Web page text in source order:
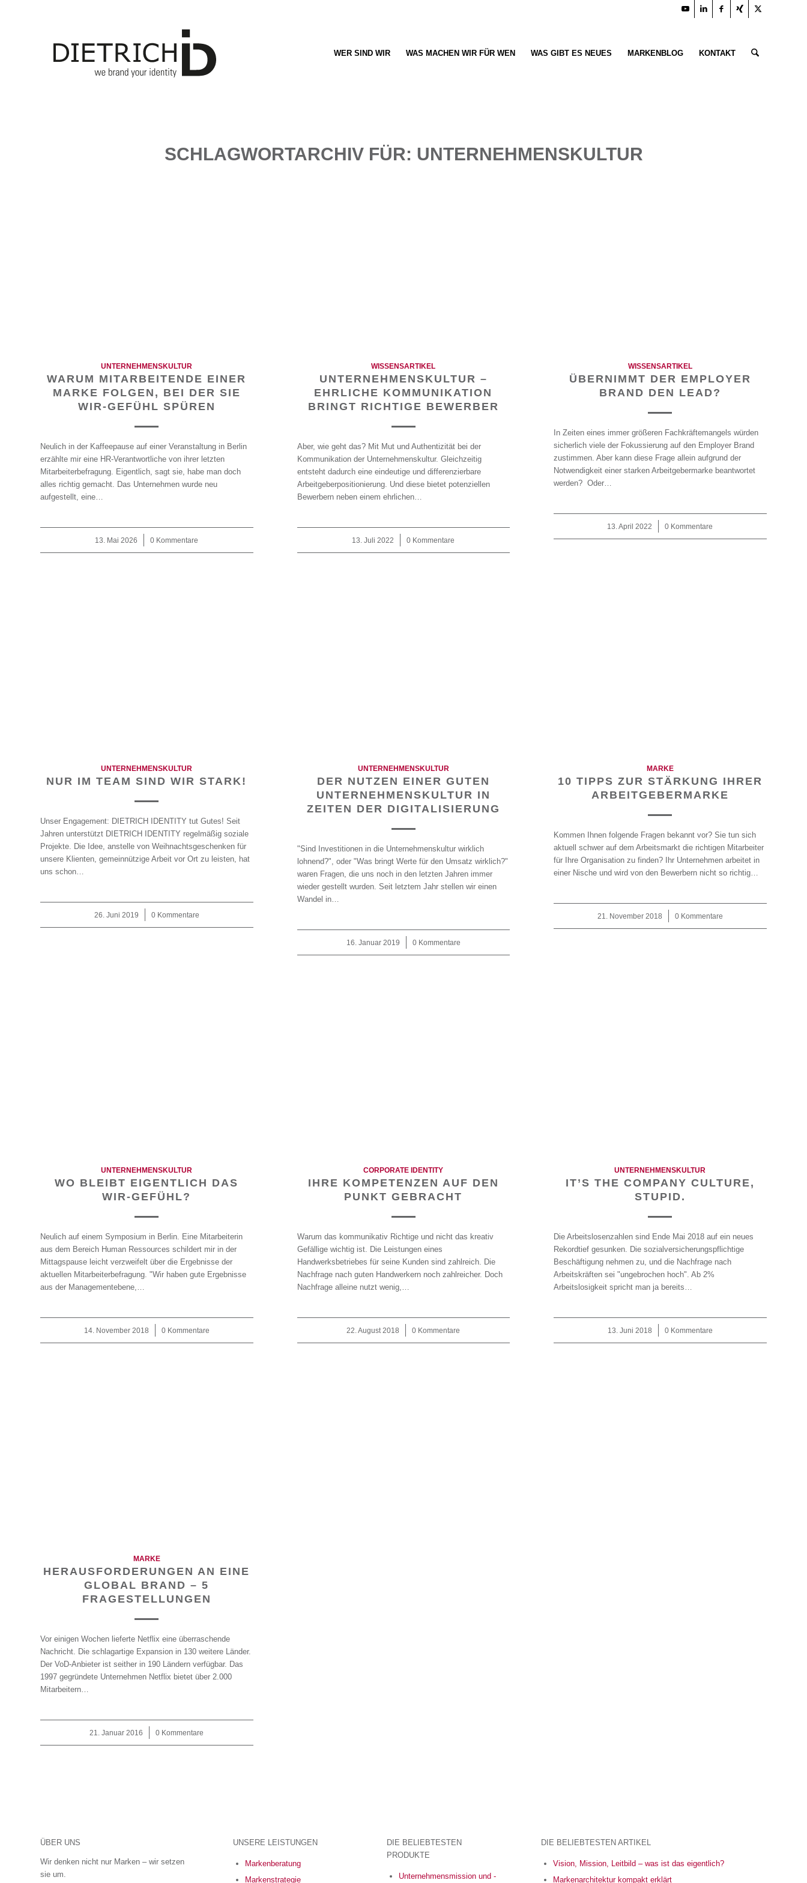
WER SIND WIR WAS MACHEN WIR FÜR WEN WAS GIBT ES NEUES MARKENBLOG KONTAKT
SCHLAGWORTARCHIV FÜR: UNTERNEHMENSKULTUR
UNTERNEHMENSKULTUR
WARUM MITARBEITENDE EINER
MARKE FOLGEN, BEI DER SIE
WIR-GEFÜHL SPÜREN
Neulich in der Kaffeepause auf einer Veranstaltung in Berlin
erzählte mir eine HR-Verantwortliche von ihrer letzten
Mitarbeiterbefragung. Eigentlich, sagt sie, habe man doch
alles richtig gemacht. Das Unternehmen wurde neu
aufgestellt, eine…
13. Mai 2026 0 Kommentare
WISSENSARTIKEL
UNTERNEHMENSKULTUR –
EHRLICHE KOMMUNIKATION
BRINGT RICHTIGE BEWERBER
Aber, wie geht das? Mit Mut und Authentizität bei der
Kommunikation der Unternehmenskultur. Gleichzeitig
entsteht dadurch eine eindeutige und differenzierbare
Arbeitgeberpositionierung. Und diese bietet potenziellen
Bewerbern neben einem ehrlichen…
13. Juli 2022 0 Kommentare
WISSENSARTIKEL
ÜBERNIMMT DER EMPLOYER
BRAND DEN LEAD?
In Zeiten eines immer größeren Fachkräftemangels würden
sicherlich viele der Fokussierung auf den Employer Brand
zustimmen. Aber kann diese Frage allein aufgrund der
Notwendigkeit einer starken Arbeitgebermarke beantwortet
werden? Oder…
13. April 2022
/ 0 Kommentare
UNTERNEHMENSKULTUR
NUR IM TEAM SIND WIR STARK!
Unser Engagement: DIETRICH IDENTITY tut Gutes! Seit
Jahren unterstützt DIETRICH IDENTITY regelmäßig soziale
Projekte. Die Idee, anstelle von Weihnachtsgeschenken für
unsere Klienten, gemeinnützige Arbeit vor Ort zu leisten, hat
uns schon…
26. Juni 2019
/ 0 Kommentare
UNTERNEHMENSKULTUR
DER NUTZEN EINER GUTEN
UNTERNEHMENSKULTUR IN
ZEITEN DER DIGITALISIERUNG
"Sind Investitionen in die Unternehmenskultur wirklich
lohnend?", oder "Was bringt Werte für den Umsatz wirklich?"
waren Fragen, die uns noch in den letzten Jahren immer
wieder gestellt wurden. Seit letztem Jahr stellen wir einen
Wandel in…
16. Januar 2019
/ 0 Kommentare
MARKE
10 TIPPS ZUR STÄRKUNG IHRER
ARBEITGEBERMARKE
Kommen Ihnen folgende Fragen bekannt vor? Sie tun sich
aktuell schwer auf dem Arbeitsmarkt die richtigen Mitarbeiter
für Ihre Organisation zu finden? Ihr Unternehmen arbeitet in
einer Nische und wird von den Bewerbern nicht so richtig…
21. November 2018
/ 0 Kommentare
UNTERNEHMENSKULTUR
WO BLEIBT EIGENTLICH DAS
WIR-GEFÜHL?
Neulich auf einem Symposium in Berlin. Eine Mitarbeiterin
aus dem Bereich Human Ressources schildert mir in der
Mittagspause leicht verzweifelt über die Ergebnisse der
aktuellen Mitarbeiterbefragung. "Wir haben gute Ergebnisse
aus der Managementebene,…
14. November 2018
/ 0 Kommentare
CORPORATE IDENTITY
IHRE KOMPETENZEN AUF DEN
PUNKT GEBRACHT
Warum das kommunikativ Richtige und nicht das kreativ
Gefällige wichtig ist. Die Leistungen eines
Handwerksbetriebes für seine Kunden sind zahlreich. Die
Nachfrage nach guten Handwerkern noch zahlreicher. Doch
Nachfrage alleine nutzt wenig,…
22. August 2018
/ 0 Kommentare
UNTERNEHMENSKULTUR
IT’S THE COMPANY CULTURE,
STUPID.
Die Arbeitslosenzahlen sind Ende Mai 2018 auf ein neues
Rekordtief gesunken. Die sozialversicherungspflichtige
Beschäftigung nehmen zu, und die Nachfrage nach
Arbeitskräften sei "ungebrochen hoch". Ab 2%
Arbeitslosigkeit spricht man ja bereits…
13. Juni 2018
/ 0 Kommentare
MARKE
HERAUSFORDERUNGEN AN EINE
GLOBAL BRAND – 5
FRAGESTELLUNGEN
Vor einigen Wochen lieferte Netflix eine überraschende
Nachricht. Die schlagartige Expansion in 130 weitere Länder.
Der VoD-Anbieter ist seither in 190 Ländern verfügbar. Das
1997 gegründete Unternehmen Netflix bietet über 2.000
Mitarbeitern…
21. Januar 2016
/ 0 Kommentare
ÜBER UNS
Wir denken nicht nur Marken – wir setzen
sie um.
UNSERE LEISTUNGEN
Markenberatung
Markenstrategie
DIE BELIEBTESTEN
PRODUKTE
Unternehmensmission und -
DIE BELIEBTESTEN ARTIKEL
Vision, Mission, Leitbild – was ist das eigentlich?
Markenarchitektur kompakt erklärt